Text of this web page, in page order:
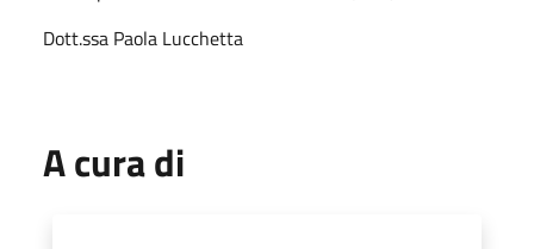
Dott.ssa Paola Lucchetta
A cura di